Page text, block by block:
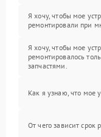
Я хочу, чтобы мое
ремонтировали при
Я хочу, чтобы мое
ремонтировалось
запчастями.
Как я узнаю, что мое
От чего зависит срок